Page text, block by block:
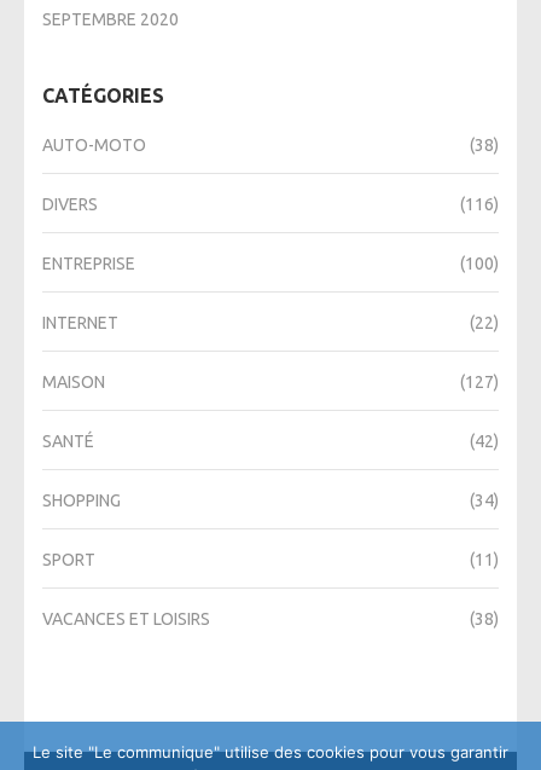
SEPTEMBRE 2020
CATÉGORIES
AUTO-MOTO (38)
DIVERS (116)
ENTREPRISE (100)
INTERNET (22)
MAISON (127)
SANTÉ (42)
SHOPPING (34)
SPORT (11)
VACANCES ET LOISIRS (38)
Le site "Le communique" utilise des cookies pour vous garantir